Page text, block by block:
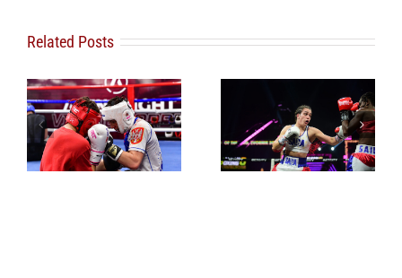
Related Posts
Sara Ćirković i
Rastko Simić
predvodinici srpske
šampionske
mladosti u boksu,
Srbija osvojila devet
Novi Pazar dobio
regionalni bokserski
centar